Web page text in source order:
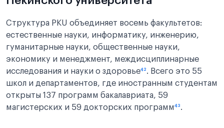
Структура PKU объединяет восемь факультетов:
естественные науки, информатику, инженерию,
гуманитарные науки, общественные науки,
экономику и менеджмент, междисциплинарные
исследования и науки о здоровье⁴². Всего это 55
школ и департаментов, где иностранным студентам
открыты 137 программ бакалавриата, 59
магистерских и 59 докторских программ⁴³.